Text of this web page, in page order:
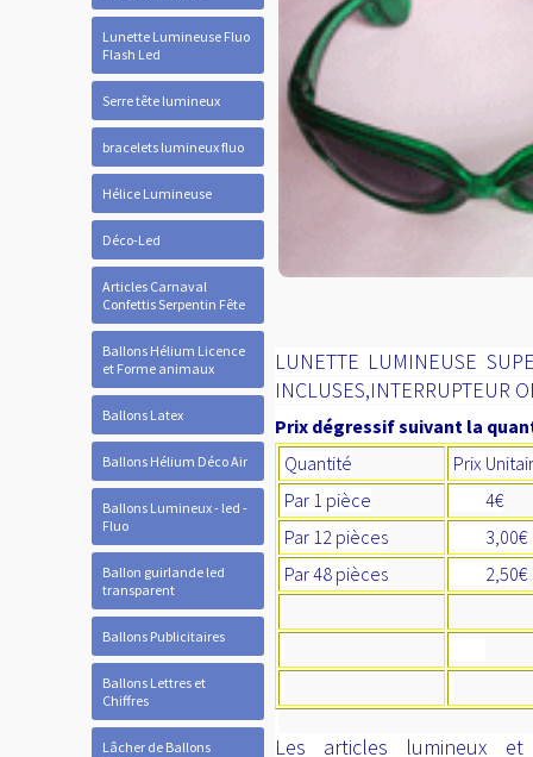
Lunette Lumineuse Fluo
Flash Led
Serre tête lumineux
bracelets lumineux fluo
Hélice Lumineuse
Déco-Led
Articles Carnaval
Confettis Serpentin Fête
Ballons Hélium Licence
et Forme animaux
Ballons Latex
Ballons Hélium Déco Air
Ballons Lumineux - led -
Fluo
Ballon guirlande led
transparent
Ballons Publicitaires
Ballons Lettres et
Chiffres
Lâcher de Ballons
LUNETTE LUMINEUSE
INCLUSES,INTERRUPTEUR
Prix dégressif suivant la
Quantité
Prix
Par 1 pièce
4€
Par 12 pièces
Par 48 pièces
2,50€
Les articles lumineux et